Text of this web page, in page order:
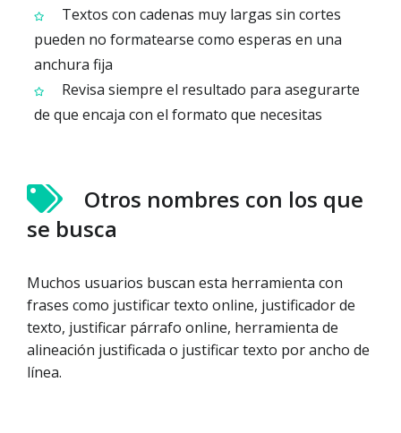
Textos con cadenas muy largas sin cortes
pueden no formatearse como esperas en una
anchura fija
Revisa siempre el resultado para asegurarte
de que encaja con el formato que necesitas
Otros nombres con los que
se busca
Muchos usuarios buscan esta herramienta con
frases como justificar texto online, justificador de
texto, justificar párrafo online, herramienta de
alineación justificada o justificar texto por ancho de
línea.